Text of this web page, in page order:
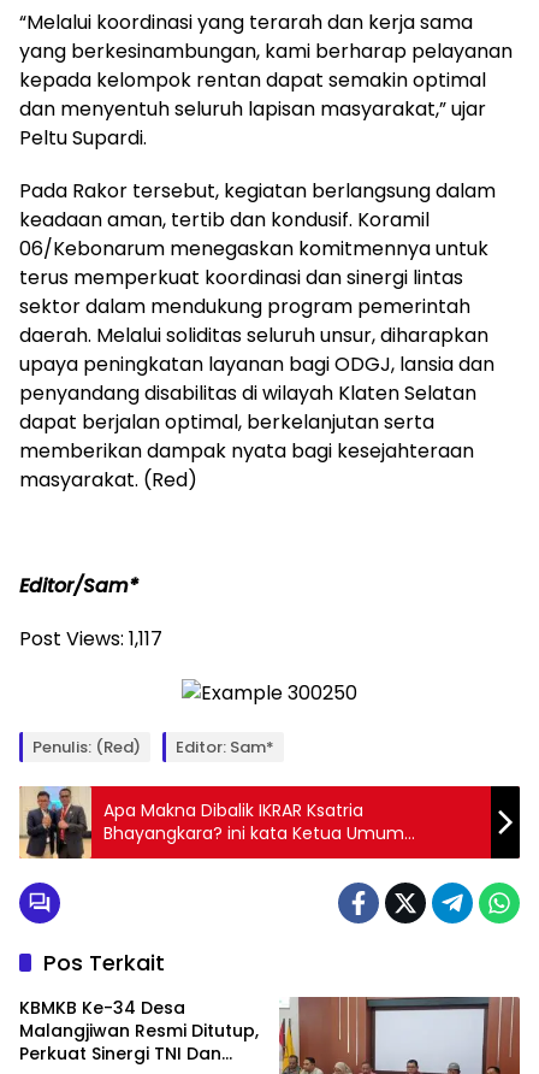
“Melalui koordinasi yang terarah dan kerja sama
yang berkesinambungan, kami berharap pelayanan
kepada kelompok rentan dapat semakin optimal
dan menyentuh seluruh lapisan masyarakat,” ujar
Peltu Supardi.
Pada Rakor tersebut, kegiatan berlangsung dalam
keadaan aman, tertib dan kondusif. Koramil
06/Kebonarum menegaskan komitmennya untuk
terus memperkuat koordinasi dan sinergi lintas
sektor dalam mendukung program pemerintah
daerah. Melalui soliditas seluruh unsur, diharapkan
upaya peningkatan layanan bagi ODGJ, lansia dan
penyandang disabilitas di wilayah Klaten Selatan
dapat berjalan optimal, berkelanjutan serta
memberikan dampak nyata bagi kesejahteraan
masyarakat. (Red)
Editor/Sam*
Post Views: 1,117
Penulis: (Red) Editor: Sam*
Apa Makna Dibalik IKRAR Ksatria
Bhayangkara? ini kata Ketua Umum
FORKOGAKUM!
Pos Terkait
KBMKB Ke-34 Desa
Malangjiwan Resmi Ditutup,
Perkuat Sinergi TNI Dan